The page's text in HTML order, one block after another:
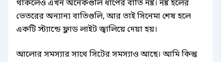
থাকলেও এখন অনেকগুলি ধাপের বাতি নষ্ট। নষ্ট হলের
ভেতরের অন্যান্য বাতিগুলি, আর তাই সিনেমা শেষ হলে
একটি স্ট্যান্ডে ফ্লাড লাইট জ্বালিয়ে দেয়া হয়।
আলোর সমস্যার সাথে সিটের সমস্যাও আছে। আমি কিন্তু